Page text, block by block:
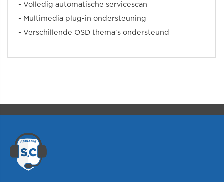
- Volledig automatische servicescan
- Multimedia plug-in ondersteuning
- Verschillende OSD thema's ondersteund